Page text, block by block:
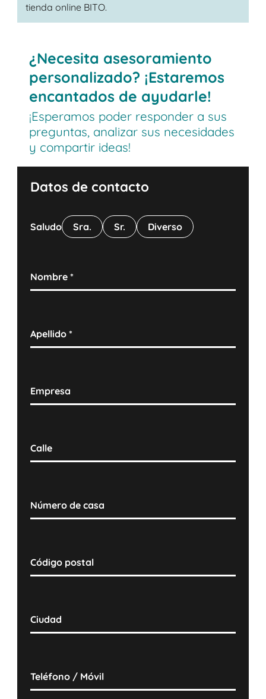
tienda online BITO.
¿Necesita asesoramiento
personalizado? ¡Estaremos
encantados de ayudarle!
¡Esperamos poder responder a sus
preguntas, analizar sus necesidades
y compartir ideas!
Datos de contacto
Saludo Sra. Sr. Diverso
Nombre*
Apellido*
Empresa
Calle
Número de casa
Código postal
Ciudad
Teléfono / Móvil